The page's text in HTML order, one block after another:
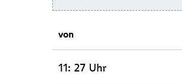
von
11: 27 Uhr